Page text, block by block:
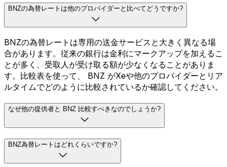
BNZの為替レートは他のプロバイダーと比べてどうですか?
BNZの為替レートは専用の送金サービスと大きく異なる場
合があります。従来の銀行は金利にマークアップを加えるこ
とが多く、受取人が受け取る額が少なくなることがありま
す。比較表を使って、 BNZ がXeや他のプロバイダーとリア
ルタイムでどのように比較されているか確認してください。
なぜ他の提供者と BNZ 比較すべきなのでしょうか?
BNZ為替レートはどれくらいですか?